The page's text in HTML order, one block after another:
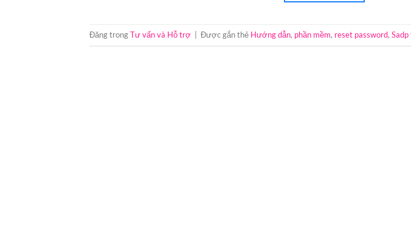
Đăng trongTư vấn và Hỗ trợ Được gắn thẻ Hướng dẫn, phần mềm, reset password,